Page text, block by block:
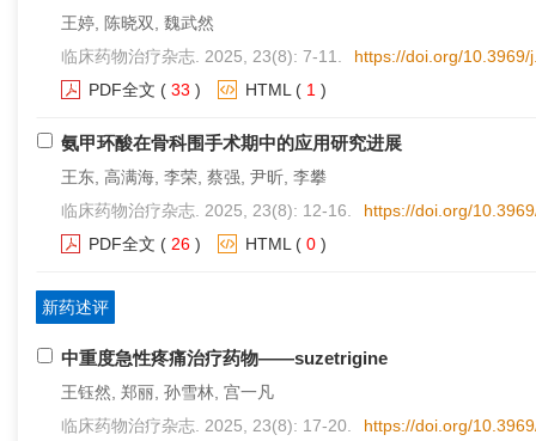
王婷, 陈晓双, 魏武然
临床药物治疗杂志. 2025, 23(8): 7-11.
https://doi.org/
PDF全文 ( 33 ) HTML ( 1 )
氨甲环酸在骨科围手术期中的应用研究进展
王东, 高满海, 李荣, 蔡强, 尹昕, 李攀
临床药物治疗杂志. 2025, 23(8): 12-16.
https://doi.org/
PDF全文 ( 26 ) HTML ( 0 )
新药述评
中重度急性疼痛治疗药物——suzetrigine
王钰然, 郑丽, 孙雪林, 宫一凡
临床药物治疗杂志. 2025, 23(8): 17-20.
https://doi.org/